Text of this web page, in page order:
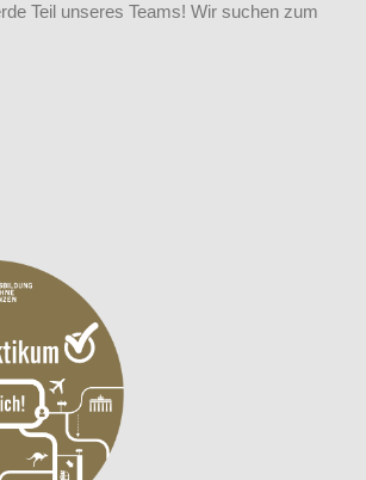
Teil unseres Teams! Wir suchen zum